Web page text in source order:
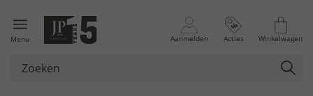
Menu Aanmelden Acties Winkelwagen